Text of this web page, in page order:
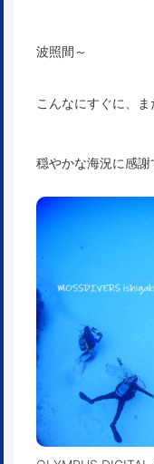
波照間～
こんなにすぐに、
穏やかな海況に感謝